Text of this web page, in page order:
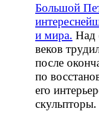
Большой
и мира. Над
веков
после
по
его
скульпторы.